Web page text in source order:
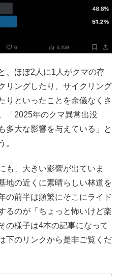
、ほぼ2人に1人がクマの存
リングしたり、サイクリング
りといったことを余儀なくさ
「2025年のクマ異常出没
多大な影響を与えている」と
。
も、大きい影響が出ていま
地の近くに素晴らしい林道を
の前半は頻繁にそこにライド
るのが「ちょっと怖いけど楽
の様子は4本の記事になって
下のリンクから是非ご覧くだ